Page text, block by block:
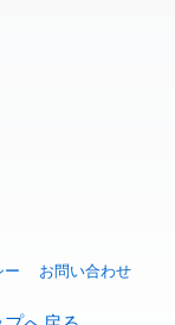
ど、日本語学習に
習帳
名検索など、各種
ニング練習など英
典
ど、アジア言語学
音を確認できま
🔊
ら学べるゲームで
や英語を検索でき
ー お問い合わせ